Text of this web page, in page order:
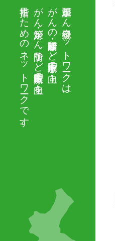
三重県がん登録ネットワークは、
がんの診断・治療など医療水準の向上、
がん対策・がん予防など医療政策の向上を
目指すためのネットワークです。